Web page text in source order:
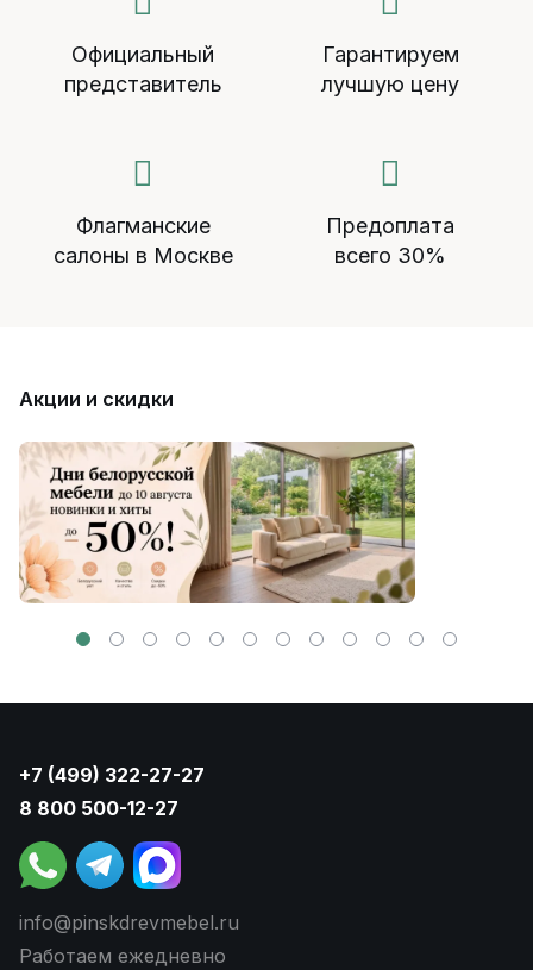
Официальный
представитель
Гарантируем
лучшую цену
Флагманские
салоны в Москве
Предоплата
всего 30%
Акции и скидки
+7 (499) 322-27-27
8 800 500-12-27
info@pinskdrevmebel.ru
Работаем ежедневно